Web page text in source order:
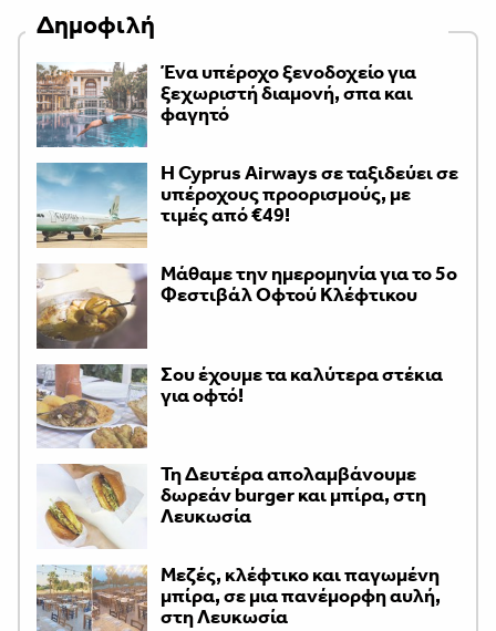
Δημοφιλή
Ένα υπέροχο ξενοδοχείο για
ξεχωριστή διαμονή, σπα και
φαγητό
H Cyprus Airways σε ταξιδεύει σε
υπέροχους προορισμούς, με
τιμές από €49!
Μάθαμε την ημερομηνία για το 5ο
Φεστιβάλ Οφτού Κλέφτικου
Σου έχουμε τα καλύτερα στέκια
για οφτό!
Τη Δευτέρα απολαμβάνουμε
δωρεάν burger και μπίρα, στη
Λευκωσία
Μεζές, κλέφτικο και παγωμένη
μπίρα, σε μια πανέμορφη αυλή,
στη Λευκωσία